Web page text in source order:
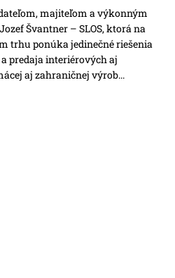
majiteľom a výkonným
Švantner – SLOS, ktorá na
trhu ponúka jedinečné riešenia
predaja interiérových aj
aj zahraničnej výrob...